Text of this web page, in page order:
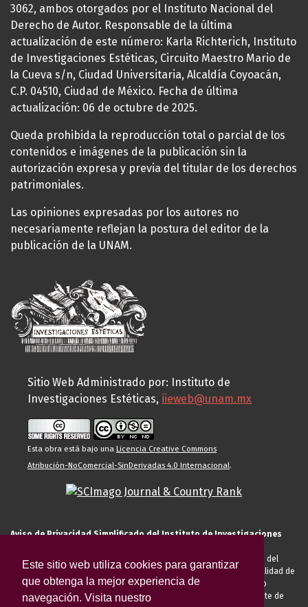
Este sitio web utiliza cookies para garantizar
que obtenga la mejor experiencia de
navegación. Visita nuestro
3062, ambos otorgados por el Instituto Nacional del
Derecho de Autor. Responsable de la última
actualización de este número: Karla Richterich, Instituto
de Investigaciones Estéticas, Circuito Maestro Mario de
la Cueva s/n, Ciudad Universitaria, Alcaldía Coyoacán,
C.P. 04510, Ciudad de México. Fecha de última
actualización: 06 de octubre de 2025.
Queda prohibida la reproducción total o parcial de los
contenidos e imágenes de la publicación sin la
autorización expresa y previa del titular de los derechos
patrimoniales.
Las opiniones expresadas por los autores no
necesariamente reflejan la postura del editor de la
publicación de la UNAM.
Sitio Web Administrado por: Instituto de
Investigaciones Estéticas, iieweb@unam.mx
Esta obra está bajo una Licencia Creative Commons
Atribución-NoComercial-SinDerivadas 4.0 Internacional.
Aviso de Privacidad Simplificado del Instituto de Investigaciones
El Instituto de Investigaciones Estéticas de la UNAM, es responsable del
tratamiento de sus datos personales para el registro de usted en calidad de
alumno, docente, personal de la entidad académica, conferencista o
invitado externo (nacional o extranjero), visitante, proveedor o cliente de